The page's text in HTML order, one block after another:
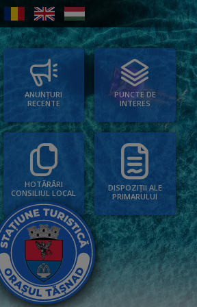
ANUNȚURI
RECENTE
PUNCTE DE
INTERES
HOTĂRÂRI
CONSILIUL LOCAL
DISPOZIȚII ALE
PRIMARULUI